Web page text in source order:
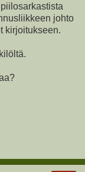
johto
kirjoitukseen.